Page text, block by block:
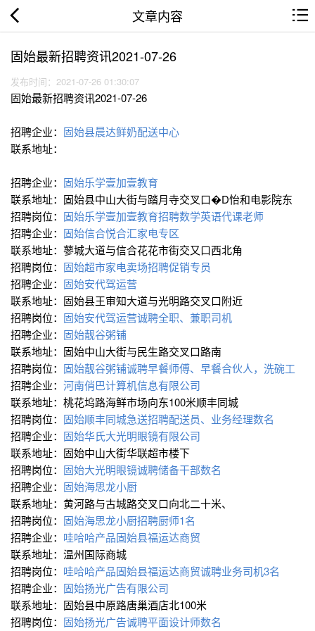
文章内容
固始最新招聘资讯2021-07-26
发布时间：2021-07-26 01:30:07
固始最新招聘资讯2021-07-26
招聘企业： 固始县晨达鲜奶配送中心
联系地址：
招聘企业： 固始乐学壹加壹教育
联系地址：固始县中山大街与踏月寺交叉口�D怡和电影院东
招聘岗位： 固始乐学壹加壹教育招聘数学英语代课老师
招聘企业： 固始信合悦合汇家电专区
联系地址：蓼城大道与信合花花市街交又口西北角
招聘岗位： 固始超市家电卖场招聘促销专员
招聘企业： 固始安代驾运营
联系地址：固始县王审知大道与光明路交叉口附近
招聘岗位： 固始安代驾运营诚聘全职、兼职司机
招聘企业： 固始靓谷粥铺
联系地址：固始中山大街与民生路交叉口路南
招聘岗位： 固始靓谷粥铺诚聘早餐师傅、早餐合伙人，洗碗工
招聘企业： 河南俏巴计算机信息有限公司
联系地址：桃花坞路海鲜市场向东100米顺丰同城
招聘岗位： 固始顺丰同城急送招聘配送员、业务经理数名
招聘企业： 固始华氏大光明眼镜有限公司
联系地址：固始中山大街华联超市楼下
招聘岗位： 固始大光明眼镜诚聘储备干部数名
招聘企业： 固始海思龙小厨
联系地址：黄河路与古城路交叉口向北二十米、
招聘岗位： 固始海思龙小厨招聘厨师1名
招聘企业： 哇哈哈产品固始县福运达商贸
联系地址：温州国际商城
招聘岗位： 哇哈哈产品固始县福运达商贸诚聘业务司机3名
招聘企业： 固始扬光广告有限公司
联系地址：固始县中原路唐巢酒店北100米
招聘岗位： 固始扬光广告诚聘平面设计师数名